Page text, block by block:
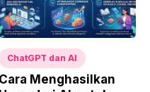
ChatGPT dan AI
Cara Menghasilkan